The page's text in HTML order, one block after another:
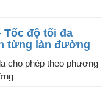
Tốc độ tối đa
từng làn đường
cho phép theo phương